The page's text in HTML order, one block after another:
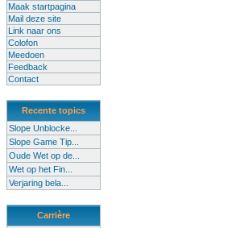
Maak startpagina
Mail deze site
Link naar ons
Colofon
Meedoen
Feedback
Contact
Recente topics
Slope Unblocke...
Slope Game Tip...
Oude Wet op de...
Wet op het Fin...
Verjaring bela...
Carrière